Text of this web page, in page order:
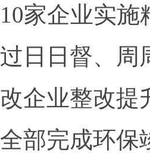
10家企业实施
日日督、周
企业整改提
部完成环保